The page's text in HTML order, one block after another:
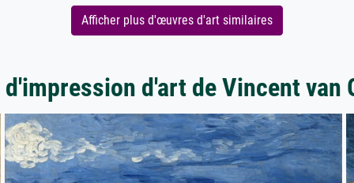
Afficher plus d'œuvres d'art similaires
d'art de Vincent van